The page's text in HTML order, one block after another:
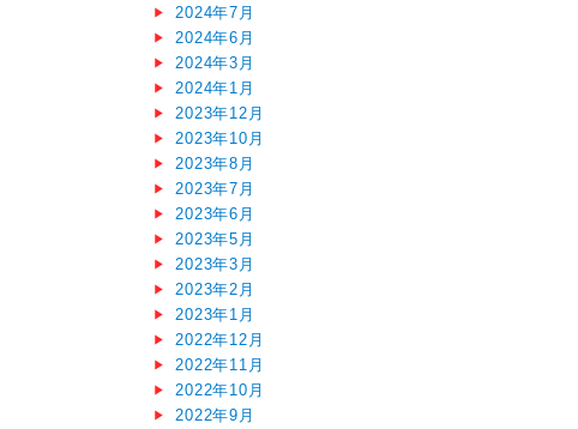
2024年7月
2024年6月
2024年3月
2024年1月
2023年12月
2023年10月
2023年8月
2023年7月
2023年6月
2023年5月
2023年3月
2023年2月
2023年1月
2022年12月
2022年11月
2022年10月
2022年9月